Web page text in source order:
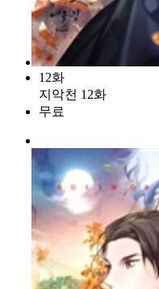
12화
지악천 12화
무료